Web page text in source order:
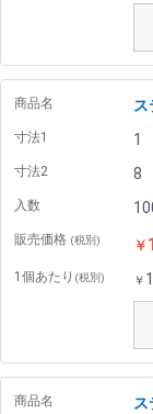
商品名
寸法1 1
寸法2 8
入数
販売価格 (税別) ￥
1個あたり (税別) ￥
商品名